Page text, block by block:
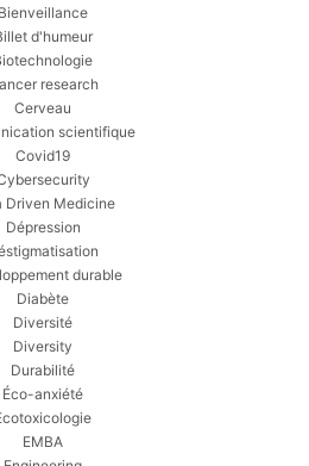
Bienveillance
d'humeur
research
Cerveau
scientifique
Covid19
Driven Medicine
Dépression
durable
Diabète
Diversité
Diversity
Durabilité
Éco-anxiété
EMBA